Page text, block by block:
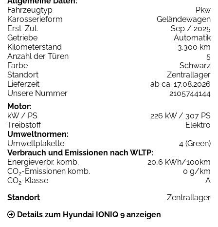
Fahrzeugtyp
Pkw
Karosserieform
Geländewagen
Erst-Zul.
Sep / 2025
Getriebe
Automatik
Kilometerstand
3.300 km
Anzahl der Türen
5
Farbe
Schwarz
Standort
Zentrallager
Lieferzeit
ab ca. 17.08.2026
Unsere Nummer
2105744144
Motor:
kW / PS
226 kW / 307 PS
Treibstoff
Elektro
Umweltnormen:
Umweltplakette
4 (Green)
Verbrauch und Emissionen nach WLTP:
Energieverbr. komb.
20,6 kWh/100km
CO2-Emissionen komb.
0 g/km
CO2-Klasse
A
Standort
Zentrallager
Details zum Hyundai IONIQ 9 anzeigen